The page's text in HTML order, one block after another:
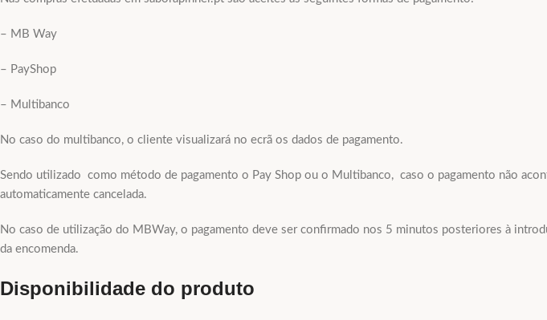
– MB Way
– PayShop
– Multibanco
No caso do multibanco, o cliente visualizará no ecrã os dados de pagamento.
Sendo utilizado como método de pagamento o Pay Shop ou o Multibanco, caso o pagamento não
automaticamente cancelada.
No caso de utilização do MBWay, o pagamento deve ser confirmado nos 5 minutos posteriores à
da encomenda.
Disponibilidade do produto